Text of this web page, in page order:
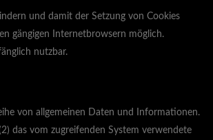
und damit der Setzung von Cookies
gängigen Internetbrowsern möglich.
nutzbar.
von allgemeinen Daten und Informationen.
das vom zugreifenden System verwendete